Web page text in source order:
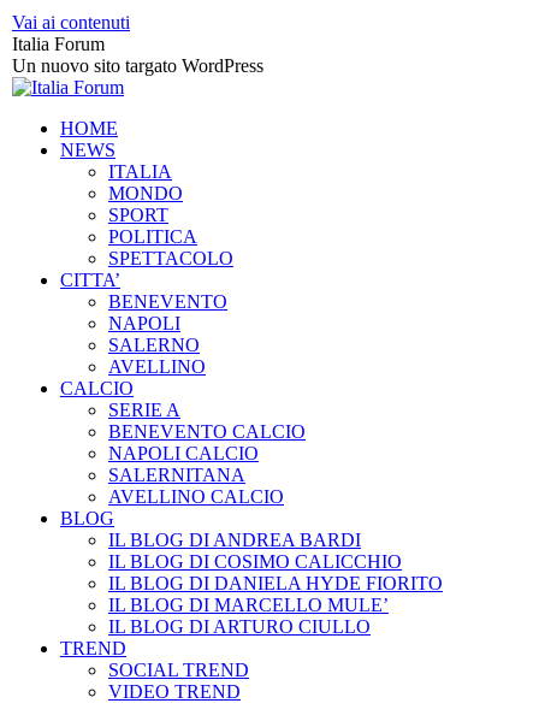
Vai ai contenuti
Italia Forum
Un nuovo sito targato WordPress
HOME
NEWS
ITALIA
MONDO
SPORT
POLITICA
SPETTACOLO
CITTA’
BENEVENTO
NAPOLI
SALERNO
AVELLINO
CALCIO
SERIE A
BENEVENTO CALCIO
NAPOLI CALCIO
SALERNITANA
AVELLINO CALCIO
BLOG
IL BLOG DI ANDREA BARDI
IL BLOG DI COSIMO CALICCHIO
IL BLOG DI DANIELA HYDE FIORITO
IL BLOG DI MARCELLO MULE’
IL BLOG DI ARTURO CIULLO
TREND
SOCIAL TREND
VIDEO TREND